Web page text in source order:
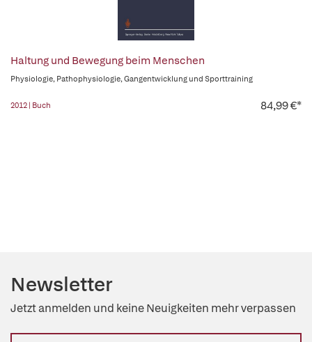
Haltung und Bewegung beim Menschen
Physiologie, Pathophysiologie, Gangentwicklung und Sporttraining
2012 | Buch 84,99 €*
Newsletter
Jetzt anmelden und keine Neuigkeiten mehr verpassen